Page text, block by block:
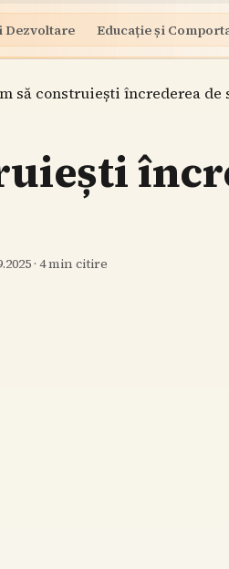
Dezvoltare Educație și
să construiești încrederea de
· 4min citire